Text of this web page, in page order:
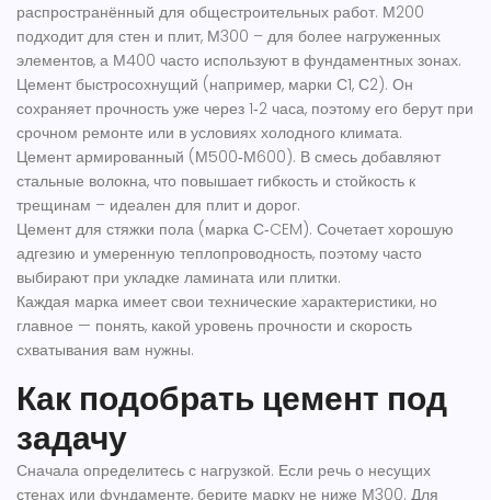
распространённый для общестроительных работ. М200
подходит для стен и плит, М300 – для более нагруженных
элементов, а М400 часто используют в фундаментных зонах.
Цемент быстросохнущий (например, марки С1, С2). Он
сохраняет прочность уже через 1‑2 часа, поэтому его берут при
срочном ремонте или в условиях холодного климата.
Цемент армированный (М500‑М600). В смесь добавляют
стальные волокна, что повышает гибкость и стойкость к
трещинам – идеален для плит и дорог.
Цемент для стяжки пола (марка С‑CEM). Сочетает хорошую
адгезию и умеренную теплопроводность, поэтому часто
выбирают при укладке ламината или плитки.
Каждая марка имеет свои технические характеристики, но
главное — понять, какой уровень прочности и скорость
схватывания вам нужны.
Как подобрать цемент под
задачу
Сначала определитесь с нагрузкой. Если речь о несущих
стенах или фундаменте, берите марку не ниже М300. Для